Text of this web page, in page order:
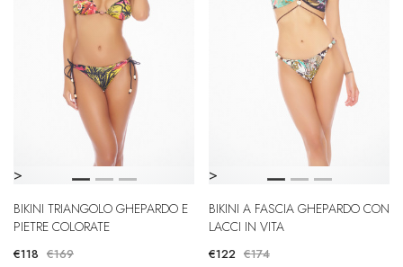
>
BIKINI TRIANGOLO GHEPARDO E
PIETRE COLORATE
€118 €169
>
BIKINI A FASCIA GHEPARDO CON
LACCI IN VITA
€122 €174